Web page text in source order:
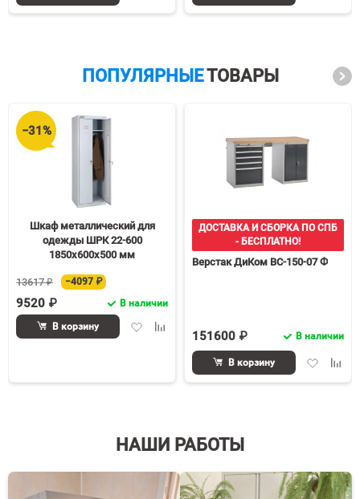
ПОПУЛЯРНЫЕТОВАРЫ
−31%
Шкаф металлический для
одежды ШРК 22-600
1850х600х500 мм
13617 ₽ −4097 ₽
9520 ₽ В наличии
ДобавитьДобавить
сравнению
В корзину
ДОСТАВКА И СБОРКА ПО СПБ
- БЕСПЛАТНО!
Верстак ДиКом ВС-150-07 Ф
151600 ₽ В наличии
Добавить
В корзину
НАШИ РАБОТЫ